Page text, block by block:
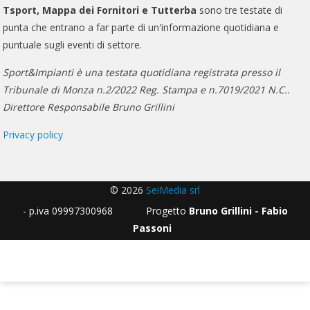
Tsport, Mappa dei Fornitori e Tutterba sono tre testate di
punta che entrano a far parte di un'informazione quotidiana e
puntuale sugli eventi di settore.
Sport&Impianti è una testata quotidiana registrata presso il
Tribunale di Monza n.2/2022 Reg. Stampa e n.7019/2021 N.C..
Direttore Responsabile Bruno Grillini
Privacy policy
© 2026 SeiMedia srl
- p.iva 09997300968 Progetto Bruno Grillini - Fabio
Passoni